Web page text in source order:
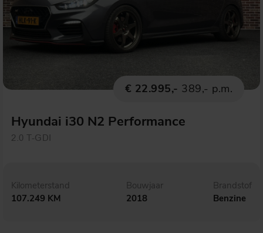
€ 22.995,- 389,- p.m.
Hyundai i30 N2 Performance
2.0 T-GDI
Kilometerstand
107.249 KM
Bouwjaar
2018
Brandstof
Benzine